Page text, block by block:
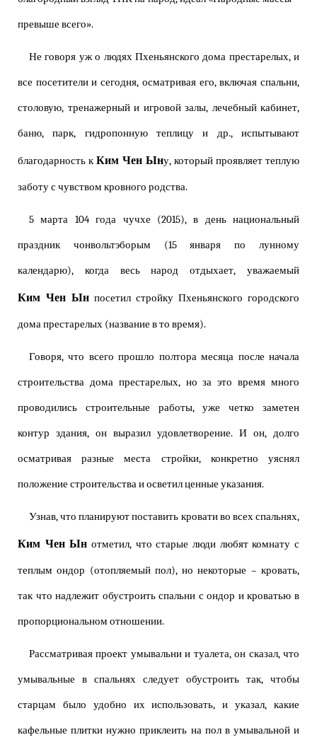
превыше всего».
Не говоря уж о людях Пхеньянского дома престарелых, и
все посетители и сегодня, осматривая его, включая спальни,
столовую, тренажерный и игровой залы, лечебный кабинет,
баню, парк, гидропонную теплицу и др., испытывают
благодарность кКим Чен Ыну, который проявляет теплую
заботу с чувством кровного родства.
5 марта 104 года чучхе (2015), в день национальный
праздник чонвольтэборым (15 января по лунному
календарю), когда весь народ отдыхает, уважаемый
Ким Чен Ын посетил стройку Пхеньянского городского
дома престарелых (название в то время).
Говоря, что всего прошло полтора месяца после начала
строительства дома престарелых, но за это время много
проводились строительные работы, уже четко заметен
контур здания, он выразил удовлетворение. И он, долго
осматривая разные места стройки, конкретно уяснял
положение строительства и осветил ценные указания.
Узнав, что планируют поставить кровати во всех спальнях,
Ким Чен Ын отметил, что старые люди любят комнату с
теплым ондор (отопляемый пол), но некоторые – кровать,
так что надлежит обустроить спальни с ондор и кроватью в
пропорциональном отношении.
Рассматривая проект умывальни и туалета, он сказал, что
умывальные в спальнях следует обустроить так, чтобы
старцам было удобно их использовать, и указал, какие
кафельные плитки нужно приклеить на пол в умывальной и